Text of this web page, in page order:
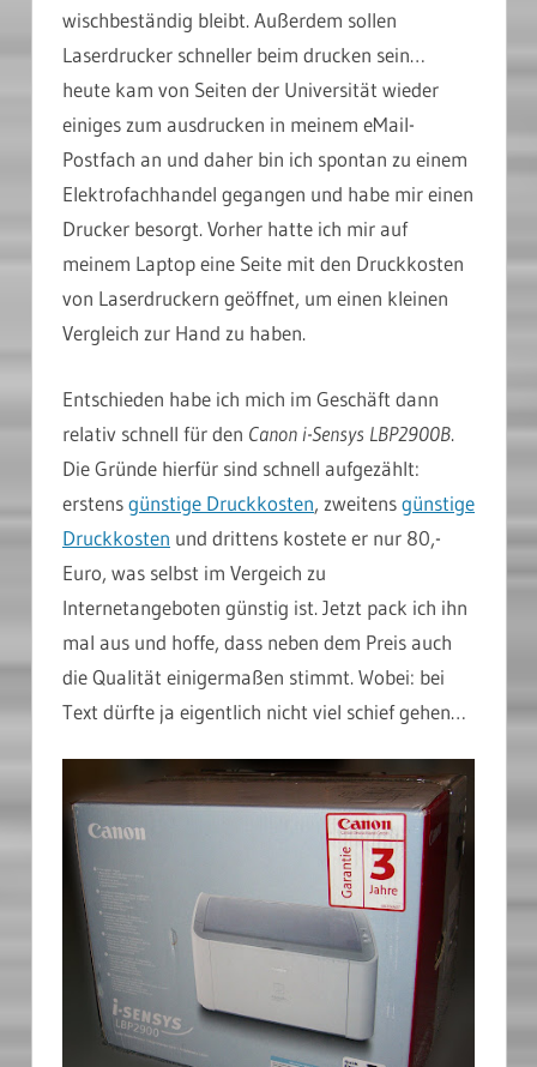
wischbeständig bleibt. Außerdem sollen
Laserdrucker schneller beim drucken sein…
heute kam von Seiten der Universität wieder
einiges zum ausdrucken in meinem eMail-
Postfach an und daher bin ich spontan zu einem
Elektrofachhandel gegangen und habe mir einen
Drucker besorgt. Vorher hatte ich mir auf
meinem Laptop eine Seite mit den Druckkosten
von Laserdruckern geöffnet, um einen kleinen
Vergleich zur Hand zu haben.
Entschieden habe ich mich im Geschäft dann
relativ schnell für den Canon i-Sensys LBP2900B.
Die Gründe hierfür sind schnell aufgezählt:
erstensgünstige Druckkosten, zweitensgünstige
Druckkosten und drittens kostete er nur 80,-
Euro, was selbst im Vergeich zu
Internetangeboten günstig ist. Jetzt pack ich ihn
mal aus und hoffe, dass neben dem Preis auch
die Qualität einigermaßen stimmt. Wobei: bei
Text dürfte ja eigentlich nicht viel schief gehen…